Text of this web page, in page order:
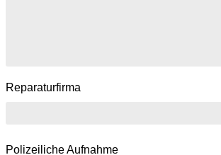
Reparaturfirma
Polizeiliche Aufnahme